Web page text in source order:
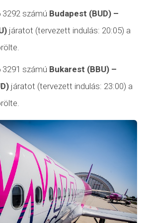
3292 számú Budapest (BUD) –
járatot (tervezett indulás: 20:05) a
3291 számú Bukarest (BBU) –
járatot (tervezett indulás: 23:00) a